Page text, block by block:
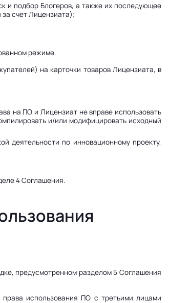
и подбор Блогеров, а также их последующее
счет Лицензиата);
режиме.
на карточки товаров Лицензиата, в
на ПО и Лицензиат не вправе использовать
и/или модифицировать исходный
деятельности по инновационному проекту,
4 Соглашения.
предусмотренном разделом 5 Соглашения
использования ПО с третьими лицами